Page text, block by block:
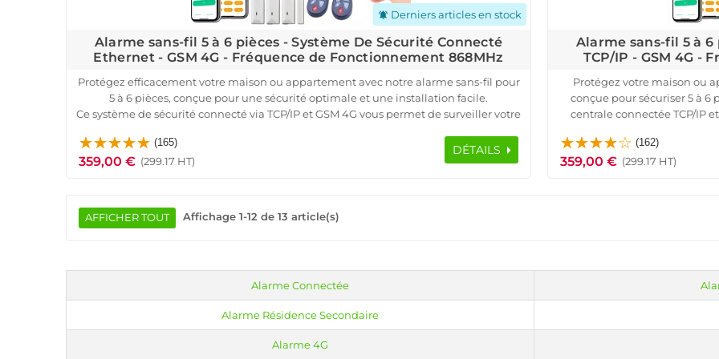
notifications_active Derniers articles en stock
Alarme sans-fil 5 à 6 pièces - Système De Sécurité Connecté
Ethernet - GSM 4G - Fréquence de Fonctionnement 868MHz
Protégez efficacement votre maison ou appartement avec notre alarme sans-fil pour
5 à 6 pièces, conçue pour une sécurité optimale et une installation facile.
Ce système de sécurité connecté via TCP/IP et GSM 4G vous permet de surveiller votre
smartphone. Le pack inclut une centrale d'alarme avec sirène intégrée, 3 détecteurs
d'ouverture pour portes et fenêtres, 5 détecteurs de mouvement, une sirène
fiable avec une autonomie de 12 à 24 heures en cas de coupure de courant. Facile à
gérer via l'application mobile, il vous garantit une tranquillité d'esprit, où que vous
(165)
359,00 € (299.17 HT)
DÉTAILS
Alarme sans-fil 5 à 6
TCP/IP - GSM 4G -
Protégez votre maison ou
conçue pour sécuriser 5 à 6
centrale connectée TCP/IP
portes, fenêtres et espaces
une sirène extérieure
réel par notifications push,
heures en cas de coupure
(162)
359,00 € (299.17 HT)
AFFICHER TOUT Affichage 1-12 de 13 article(s)
Alarme Connectée
Alarme Résidence Secondaire
Alarme 4G